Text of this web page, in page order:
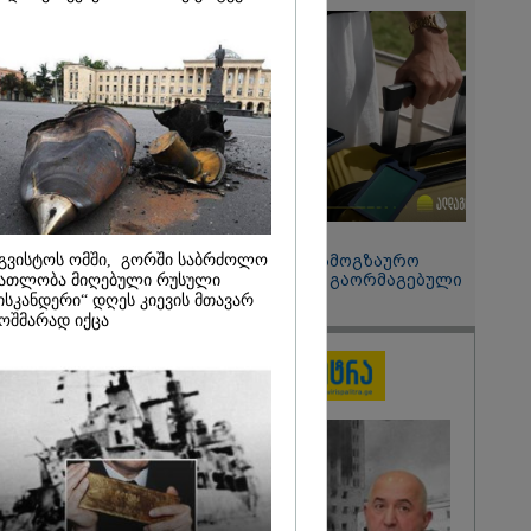
- ნიკა
ხალხი
ყაზახს,
ამერიკელს,
არავინ
არაა" -
15:49 / 06-08-2026
შეიძინე ალდაგის სამოგზაურო
დაზღვევა და მიიღე გაორმაგებული
ინტერნეტი
ომში, გორში საბრძოლო
მიღებული რუსული
დღეს კიევის მთავარ
იქცა